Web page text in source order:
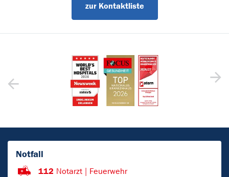
zur Kontaktliste
Notfall
112 Notarzt | Feuerwehr